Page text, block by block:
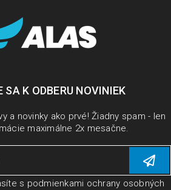
SA K ODBERU NOVINIEK
a novinky ako prvé! Žiadny spam - len
maximálne 2x mesačne.
s podmienkami ochrany osobných